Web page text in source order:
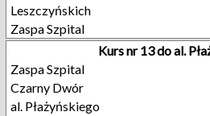
Leszczyńskich
Zaspa Szpital
Kurs nr 13 do al.
Zaspa Szpital
Czarny Dwór
al. Płażyńskiego